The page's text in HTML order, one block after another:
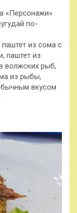
«Персонажи»
по-
из сома с
паштет из
волжских рыб,
из рыбы,
вкусом